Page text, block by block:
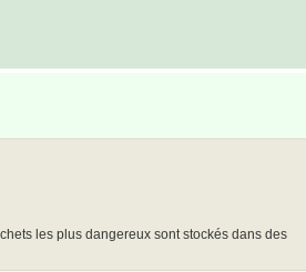
les plus dangereux sont stockés dans des